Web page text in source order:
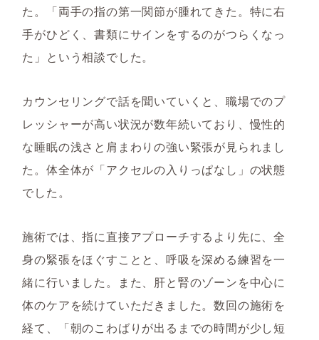
た。「両手の指の第一関節が腫れてきた。特に右
手がひどく、書類にサインをするのがつらくなっ
た」という相談でした。
カウンセリングで話を聞いていくと、職場でのプ
レッシャーが高い状況が数年続いており、慢性的
な睡眠の浅さと肩まわりの強い緊張が見られまし
た。体全体が「アクセルの入りっぱなし」の状態
でした。
施術では、指に直接アプローチするより先に、全
身の緊張をほぐすことと、呼吸を深める練習を一
緒に行いました。また、肝と腎のゾーンを中心に
体のケアを続けていただきました。数回の施術を
経て、「朝のこわばりが出るまでの時間が少し短